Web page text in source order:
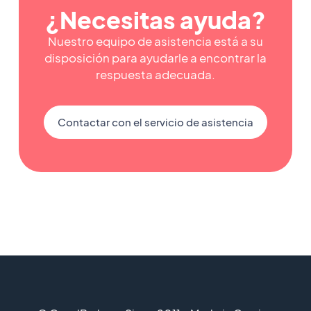
¿Necesitas ayuda?
Nuestro equipo de asistencia está a su
disposición para ayudarle a encontrar la
respuesta adecuada.
Contactar con el servicio de asistencia